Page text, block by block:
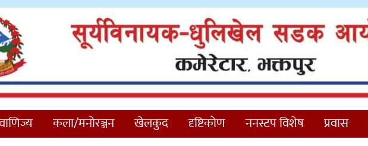
कला/मनोरञ्जन खेलकुद दृष्टिकोण ननस्टप विशेष प्रवास